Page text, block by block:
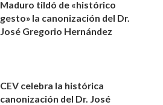
Maduro tildó de «histórico
gesto» la canonización del Dr.
José Gregorio Hernández
CEV celebra la histórica
canonización del Dr. José